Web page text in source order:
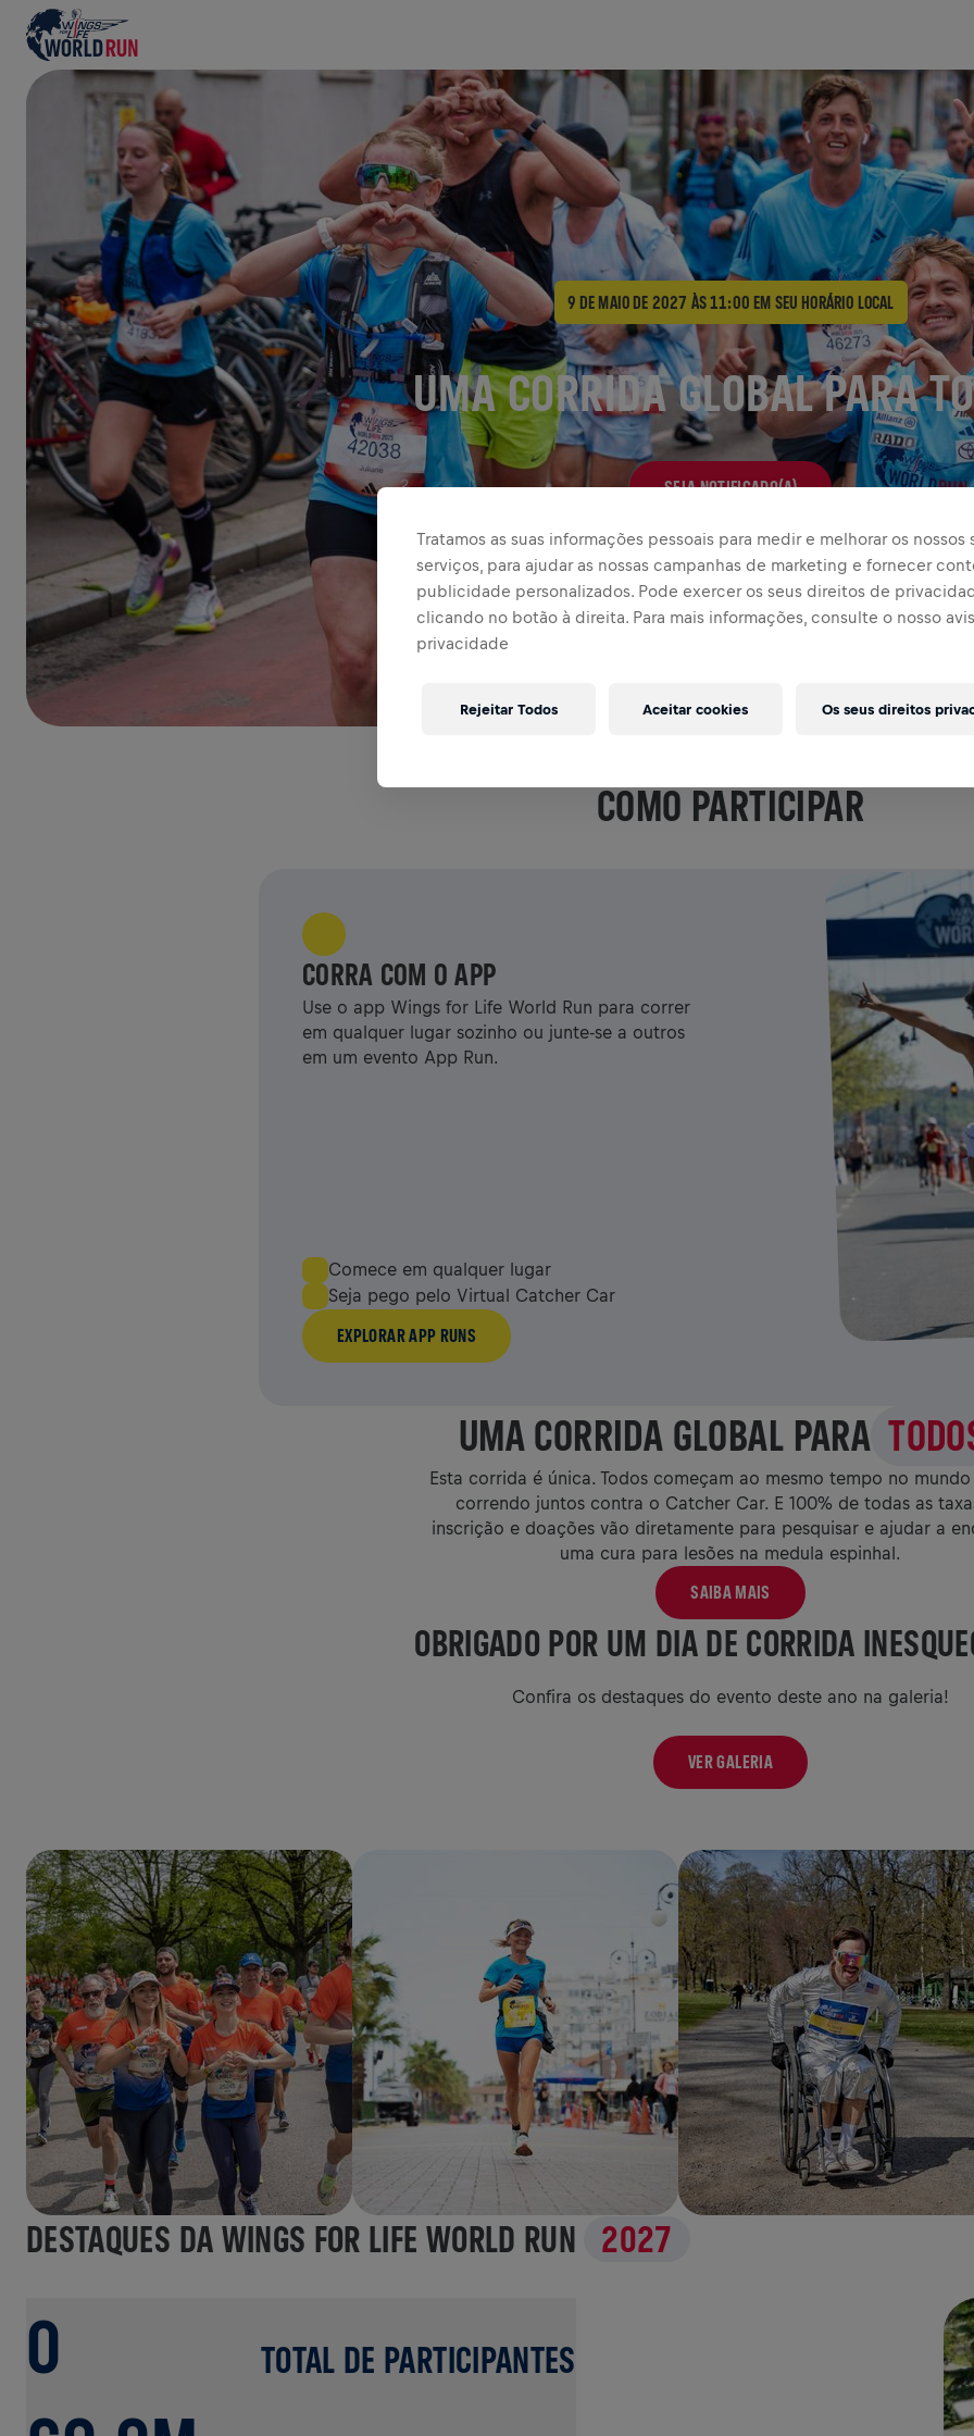
O maior evento de corrida no mundo
9 DE MAIO DE 2027 ÀS 11:00 EM SEU HORÁRIO LOCAL
UMA CORRIDA GLOBAL PARA
SEJA NOTIFICADO(A)
COMO PARTICIPAR
CORRA COM O APP
Use o app Wings for Life World Run para correr
em qualquer lugar sozinho ou junte-se a outros
em um evento App Run.
Comece em qualquer lugar
Seja pego pelo Virtual Catcher Car
EXPLORAR APP RUNS
UMA CORRIDA GLOBAL PARA
Esta corrida é única. Todos começam ao mesmo tempo no
correndo juntos contra o Catcher Car. E 100% de todas as
inscrição e doações vão diretamente para pesquisar e ajudar a
uma cura para lesões na medula espinhal.
SAIBA MAIS
OBRIGADO POR UM DIA DE CORRIDA
Confira os destaques do evento deste ano na galeria!
VER GALERIA
DESTAQUES DA WINGS FOR LIFE WORLD RUN 2027
0 TOTAL DE PARTICIPANTES
Tratamos as suas informações pessoais para medir e melhorar os nossos
serviços, para ajudar as nossas campanhas de marketing e fornecer
publicidade personalizados. Pode exercer os seus direitos de
clicando no botão à direita. Para mais informações, consulte o nosso
privacidade
Os seus direitos
Rejeitar Todos Aceitar cookies